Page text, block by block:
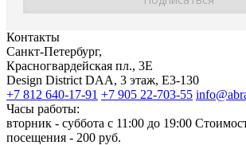
Контакты
Санкт-Петербург,
Красногвардейская пл., 3E
Design District DAA, 3 этаж, Е3-130
+7 812 640-17-91 +7 905 22-703-55
Часы работы:
вторник - суббота с 11:00 до 19:00
посещения - 200 руб.